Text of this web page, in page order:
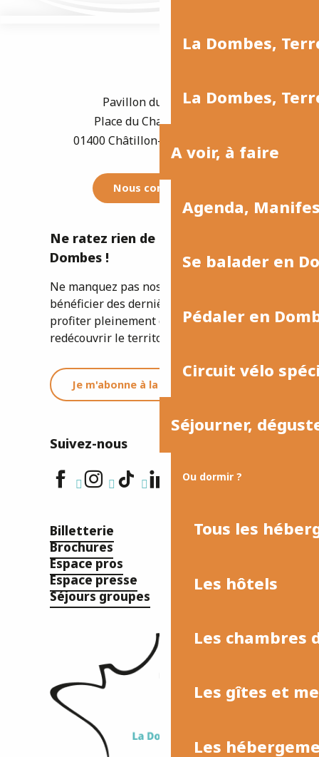
La Dombes,
La Dombes,
A voir, à faire
Agenda,
Se balader en
Pédaler en
Circuit vélo
Séjourner,
Ou dormir ?
Tous les
Les hôtels
Les chambres
Les gîtes et
Les
Pavillon du Tourisme
Place du Champ de Foire
01400 Châtillon-sur-Chalaronne
Nous contacter
Ne ratez rien de l'actualité de la
Dombes !
Ne manquez pas nos newsletters pour
bénéficier des dernières informations et
profiter pleinement de votre séjour ou
redécouvrir le territoire.
Je m'abonne à la newsletter
Suivez-nous
Billetterie
Brochures
Espace pros
Espace presse
Séjours groupes